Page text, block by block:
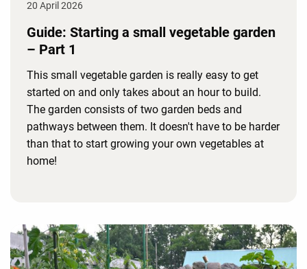
20 April 2026
Guide: Starting a small vegetable garden
– Part 1
This small vegetable garden is really easy to get
started on and only takes about an hour to build.
The garden consists of two garden beds and
pathways between them. It doesn't have to be harder
than that to start growing your own vegetables at
home!